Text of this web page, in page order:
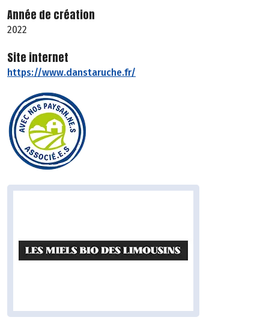
Année de création
2022
Site internet
https://www.danstaruche.fr/